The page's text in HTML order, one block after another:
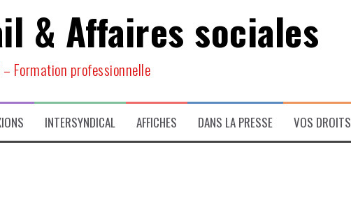
& Affaires sociales
Formation professionnelle
INTERSYNDICAL AFFICHES DANS LA PRESSE VOS DROITS